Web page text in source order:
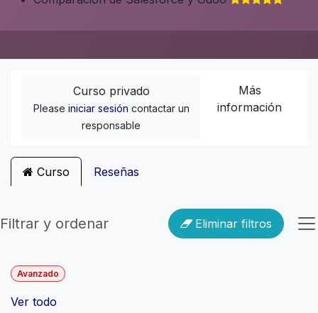
Curso privado
Please iniciar sesión contactar un
responsable
Más
información
Curso Reseñas
Filtrar y ordenar Eliminar filtros
Avanzado
Ver todo